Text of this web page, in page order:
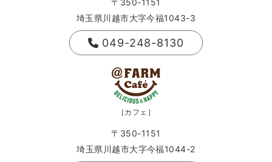
〒350-1151
埼玉県川越市大字今福1043-3
049-248-8130
［カフェ］
〒350-1151
埼玉県川越市大字今福1044-2